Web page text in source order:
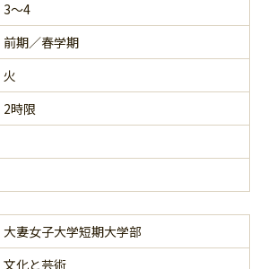
3～4
前期／春学期
火
2時限
大妻女子大学短期大学部
文化と芸術